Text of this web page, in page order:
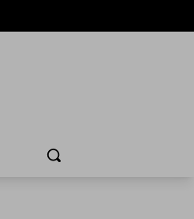
Cerca